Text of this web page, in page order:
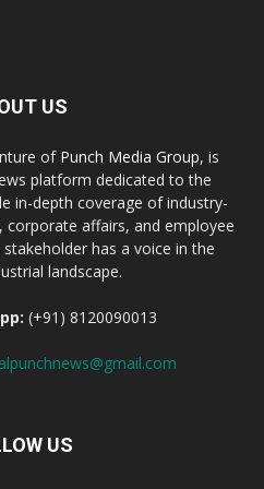
US
of Punch Media Group, is
platform dedicated to the
in-depth coverage of industry-
corporate affairs, and employee
has a voice in the
landscape.
(+91) 8120090013
US